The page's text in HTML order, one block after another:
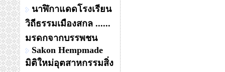
นาฬิกาแดดโรงเรียน
วิถีธรรมเมืองสกล ......
มรดกจากบรรพชน
Sakon Hempmade
มิติใหม่อุตสาหกรรมสิ่ง